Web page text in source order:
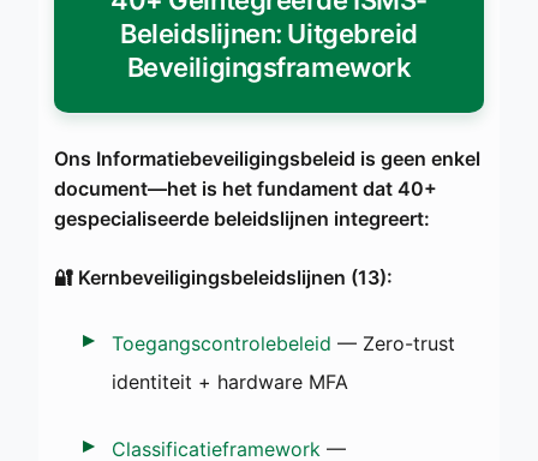
Beleidslijnen: Uitgebreid
Beveiligingsframework
Ons Informatiebeveiligingsbeleid is geen enkel
document—het is het fundament dat 40+
gespecialiseerde beleidslijnen integreert:
🔐 Kernbeveiligingsbeleidslijnen (13):
Toegangscontrolebeleid — Zero-trust
identiteit + hardware MFA
Classificatieframework —